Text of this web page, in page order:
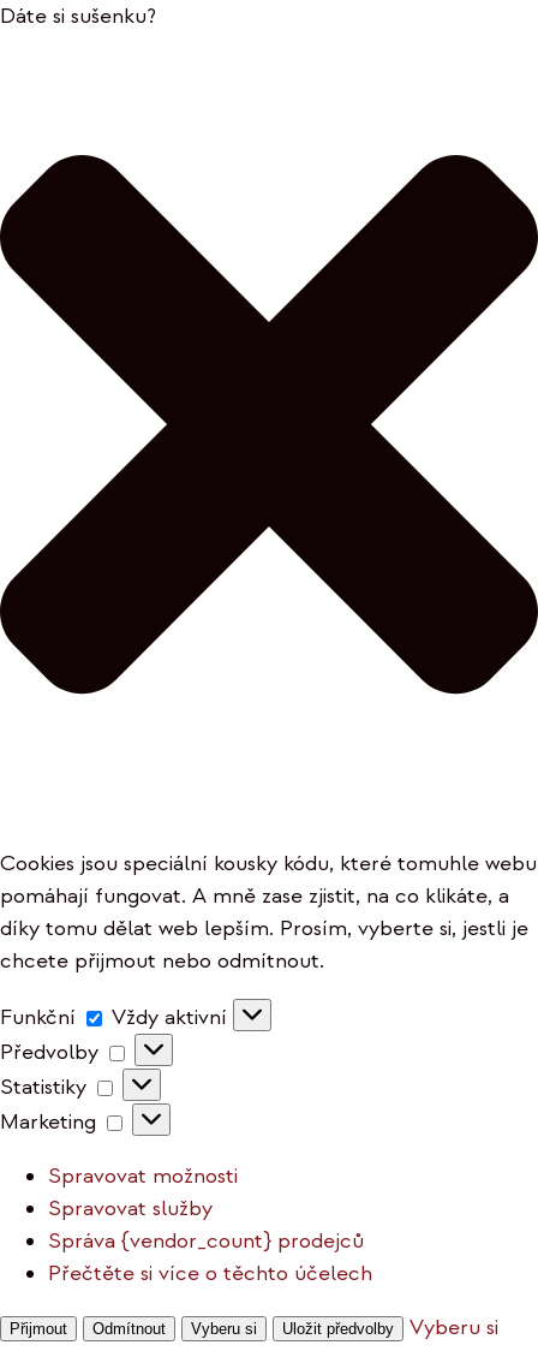
Dáte si sušenku?
Cookies jsou speciální kousky kódu, které tomuhle webu
pomáhají fungovat. A mně zase zjistit, na co klikáte, a
díky tomu dělat web lepším. Prosím, vyberte si, jestli je
chcete přijmout nebo odmítnout.
Funkční Funkční
Vždy aktivní
Předvolby
Předvolby
Statistiky
Statistiky
Marketing
Marketing
Spravovat možnosti
Spravovat služby
Správa {vendor_count} prodejců
Přečtěte si více o těchto účelech
Přijmout Odmítnout Vyberu si Uložit předvolby
Vyberu si